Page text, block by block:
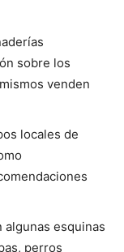
sobre los
venden
locales de
algunas esquinas
perros